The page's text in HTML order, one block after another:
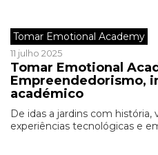
Tomar Emotional Academy
11 julho 2025
Tomar Emotional
Empreendedorismo,
académico
De idas a jardins com história,
experiências tecnológicas e